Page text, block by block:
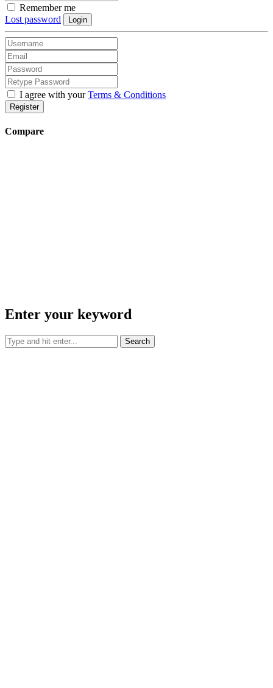
Remember me
Lost password
Login
I agree with yourTerms & Conditions
Register
Compare
Enter your keyword
Search